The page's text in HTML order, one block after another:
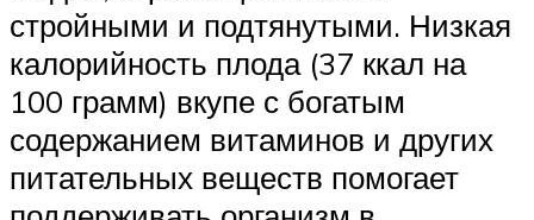
стройными и подтянутыми. Низкая
калорийность плода (37 ккал на
100 грамм) вкупе с богатым
содержанием витаминов и других
питательных веществ помогает